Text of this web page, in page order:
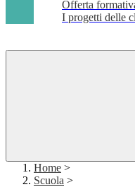
Offerta
I progetti delle
Home >
Scuola >